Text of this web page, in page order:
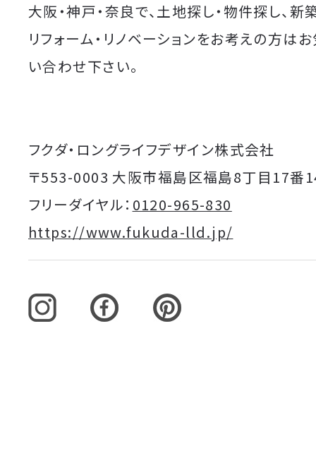
大阪・神戸・奈良で、土地探し・物件探し、新
リフォーム・リノベーションをお考えの方は
い合わせ下さい。
フクダ・ロングライフデザイン株式会社
〒553-0003 大阪市福島区福島8丁目17番
フリーダイヤル： 0120-965-830
https://www.fukuda-lld.jp/